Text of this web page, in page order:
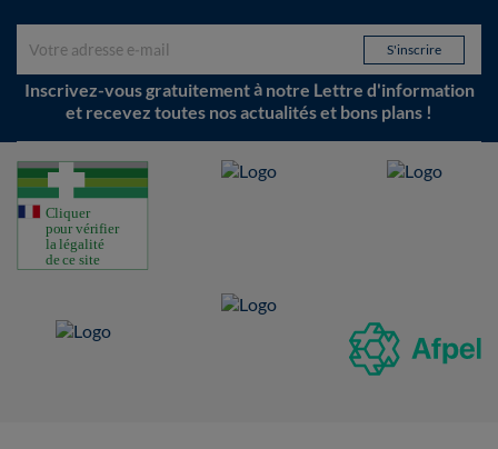
Inscrivez-vous gratuitement à notre Lettre d'information
et recevez toutes nos actualités et bons plans !